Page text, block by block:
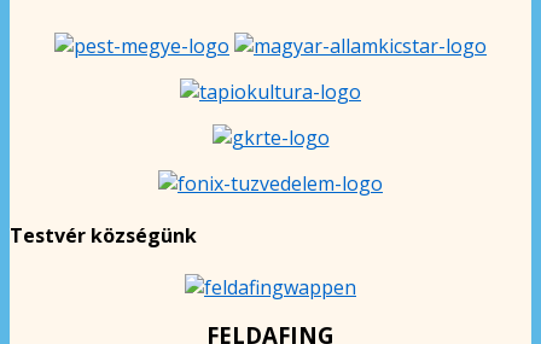
Testvér községünk
FELDAFING